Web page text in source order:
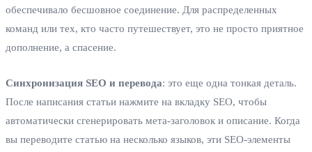
обеспечивало бесшовное соединение. Для распределенных
команд или тех, кто часто путешествует, это не просто приятное
дополнение, а спасение.
Синхронизация SEO и перевода: это еще одна тонкая деталь.
После написания статьи нажмите на вкладку SEO, чтобы
автоматически сгенерировать мета-заголовок и описание. Когда
вы переводите статью на несколько языков, эти SEO-элементы